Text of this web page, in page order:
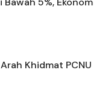
Khidmat PCNU